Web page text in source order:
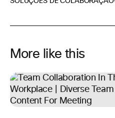
More like this